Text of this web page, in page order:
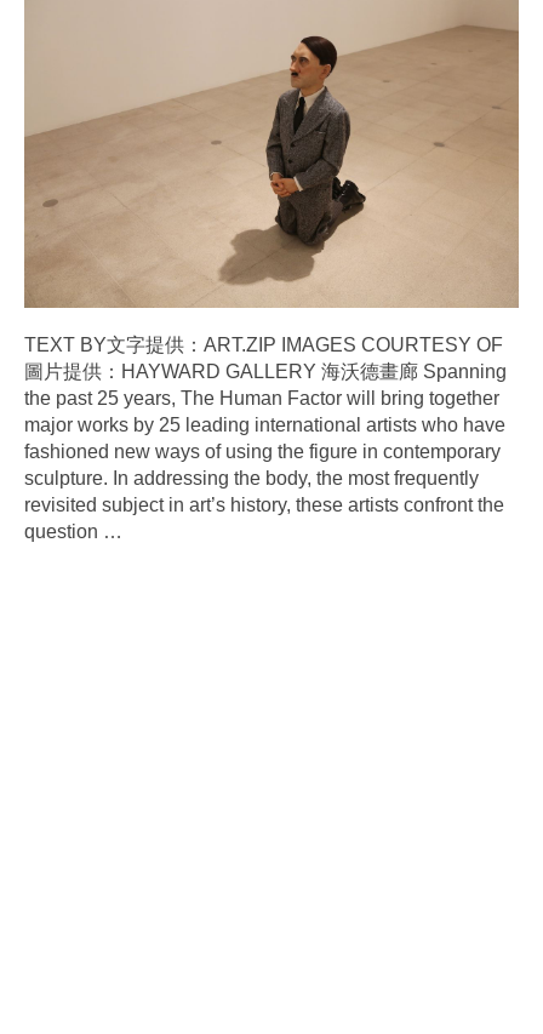
TEXT BY文字提供：ART.ZIP IMAGES COURTESY OF
圖片提供：HAYWARD GALLERY 海沃德畫廊 Spanning
the past 25 years, The Human Factor will bring together
major works by 25 leading international artists who have
fashioned new ways of using the figure in contemporary
sculpture. In addressing the body, the most frequently
revisited subject in art’s history, these artists confront the
question …